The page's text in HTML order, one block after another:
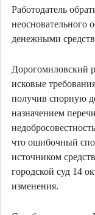
Работодатель
неосновательного
денежными
Дорогомиловский
исковые
получив спорную
назначением
что ошибочный
источником
городской суд 14
изменения.